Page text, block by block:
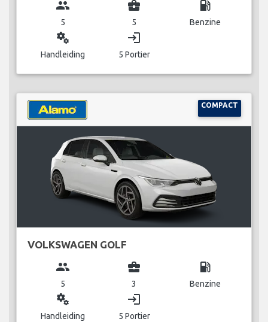
group
5
business_center
5
local_gas_station
Benzine
miscellaneous_services
Handleiding
login
5 Portier
COMPACT
VOLKSWAGEN GOLF
group
5
business_center
3
local_gas_station
Benzine
miscellaneous_services
Handleiding
login
5 Portier